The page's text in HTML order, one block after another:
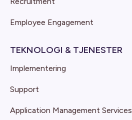
Employee Engagement
TEKNOLOGI & TJENESTER
Implementering
Support
Application Management Services